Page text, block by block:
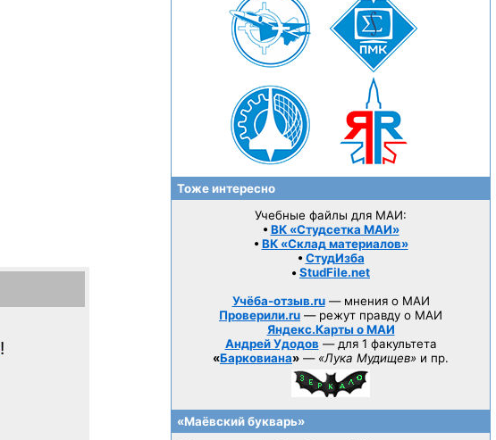
!
Тоже интересно
Учебные файлы для МАИ:
• ВК «Студсетка МАИ»
• ВК «Склад материалов»
• СтудИзба
• StudFile.net
Учёба-отзыв.ru— мнения о МАИ
Проверили.ru — режут правду о МАИ
Яндекс.Карты о МАИ
Андрей Удодов — для 1 факультета
«Барковиана» — «Лука Мудищев» и пр.
«Маёвский букварь»